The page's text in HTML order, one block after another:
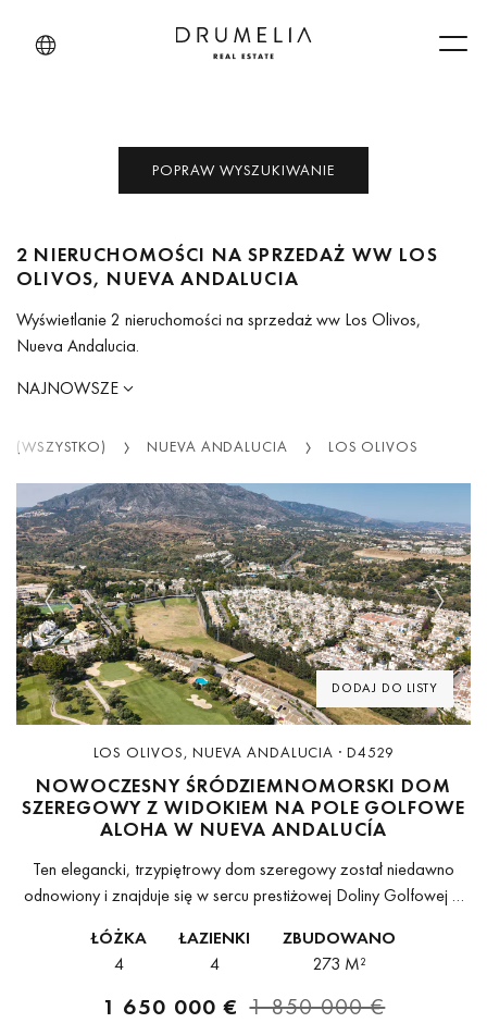
POPRAW WYSZUKIWANIE
2 NIERUCHOMOŚCI NA SPRZEDAŻ WW LOS
OLIVOS, NUEVA ANDALUCIA
Wyświetlanie 2 nieruchomości na sprzedaż ww Los Olivos,
Nueva Andalucia.
NAJNOWSZE
(WSZYSTKO) NUEVA ANDALUCIA LOS OLIVOS
DODAJ DO LISTY
Previous Next
LOS OLIVOS, NUEVA ANDALUCIA · D4529
NOWOCZESNY ŚRÓDZIEMNOMORSKI DOM
SZEREGOWY Z WIDOKIEM NA POLE GOLFOWE
ALOHA W NUEVA ANDALUCÍA
Ten elegancki, trzypiętrowy dom szeregowy został niedawno
odnowiony i znajduje się w sercu prestiżowej Doliny Golfowej w
wykończeniami i oferuje 227 m² starannie...
ŁÓŻKA
4
ŁAZIENKI
4
ZBUDOWANO
273 M²
1 650 000 € 1 850 000 €